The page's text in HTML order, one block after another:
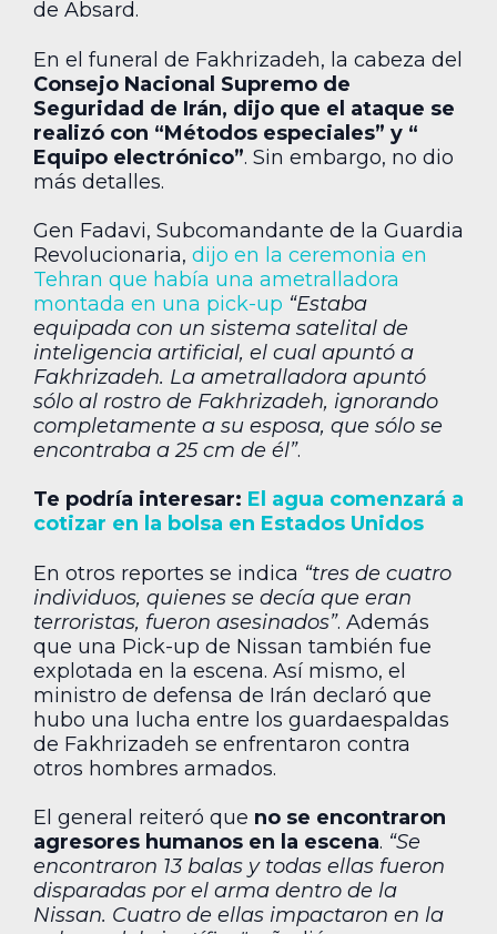
de Absard.
En el funeral de Fakhrizadeh, la cabeza del
Consejo Nacional Supremo de
Seguridad de Irán, dijo que el ataque se
realizó con “Métodos especiales” y “
Equipo electrónico”. Sin embargo, no dio
más detalles.
Gen Fadavi, Subcomandante de la Guardia
Revolucionaria, dijo en la ceremonia en
Tehran que había una ametralladora
montada en una pick-up “Estaba
equipada con un sistema satelital de
inteligencia artificial, el cual apuntó a
Fakhrizadeh. La ametralladora apuntó
sólo al rostro de Fakhrizadeh, ignorando
completamente a su esposa, que sólo se
encontraba a 25 cm de él”.
Te podría interesar: El agua comenzará a
cotizar en la bolsa en Estados Unidos
En otros reportes se indica “tres de cuatro
individuos, quienes se decía que eran
terroristas, fueron asesinados”. Además
que una Pick-up de Nissan también fue
explotada en la escena. Así mismo, el
ministro de defensa de Irán declaró que
hubo una lucha entre los guardaespaldas
de Fakhrizadeh se enfrentaron contra
otros hombres armados.
El general reiteró que no se encontraron
agresores humanos en la escena. “Se
encontraron 13 balas y todas ellas fueron
disparadas por el arma dentro de la
Nissan. Cuatro de ellas impactaron en la